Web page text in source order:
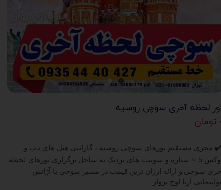
لحظه آخری سوچی روسیه
مجری مستقیم تورهای سوچی روسیه ، گارانتی هتل های تاپ و
5
⭐ ستاره و سوییت های نزدیک به ساحل برگزاری تورهای لحظه
سوچی و ارائه ارزان ترین قیمت در مسیر سوچی با آژانس
آریا اوج پرواز